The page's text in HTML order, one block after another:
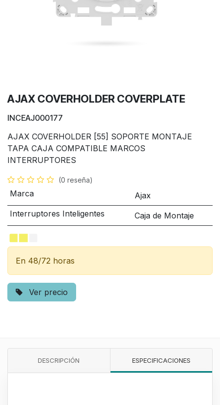
AJAX COVERHOLDER COVERPLATE
INCEAJ000177
AJAX COVERHOLDER [55] SOPORTE MONTAJE
TAPA CAJA COMPATIBLE MARCOS
INTERRUPTORES
(0 reseña)
Marca
Ajax
Interruptores Inteligentes
Caja de Montaje
En 48/72 horas
Ver precio
DESCRIPCIÓN ESPECIFICACIONES